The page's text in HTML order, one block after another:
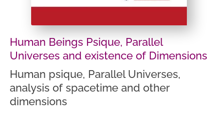
Human Beings Psique, Parallel
Universes and existence of Dimensions
Human psique, Parallel Universes,
analysis of spacetime and other
dimensions